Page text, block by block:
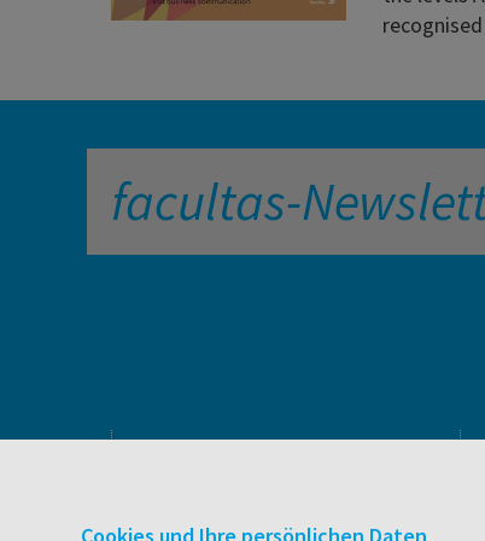
facultas-
Cookies und Ihre persönlichen Daten